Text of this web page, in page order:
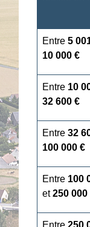
Entre5
10 000 €
Entre 10
32 600 €
Entre32
100 000 €
Entre 100
et250 000